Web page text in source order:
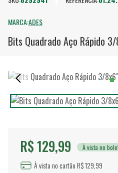
MARCA:ADES
Bits Quadrado Aço Rápido
R$ 129,99 À vista no
À vista no cartão R$ 129,99